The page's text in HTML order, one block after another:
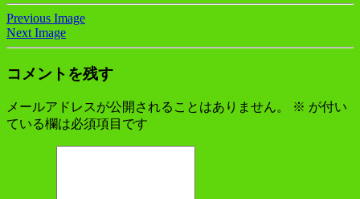
Previous Image
Next Image
コメントを残す
メールアドレスが公開されることはありません。 ※ が付い
ている欄は必須項目です